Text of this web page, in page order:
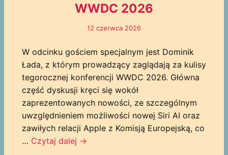
WWDC 2026
12 czerwca 2026
W odcinku gościem specjalnym jest Dominik
Łada, z którym prowadzący zaglądają za kulisy
tegorocznej konferencji WWDC 2026. Główna
część dyskusji kręci się wokół
zaprezentowanych nowości, ze szczególnym
uwzględnieniem możliwości nowej Siri AI oraz
zawiłych relacji Apple z Komisją Europejską, co
… Czytaj dalej →